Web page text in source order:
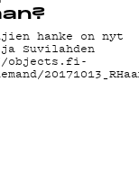
hanke on nyt
Suvilahden
objects.fi-